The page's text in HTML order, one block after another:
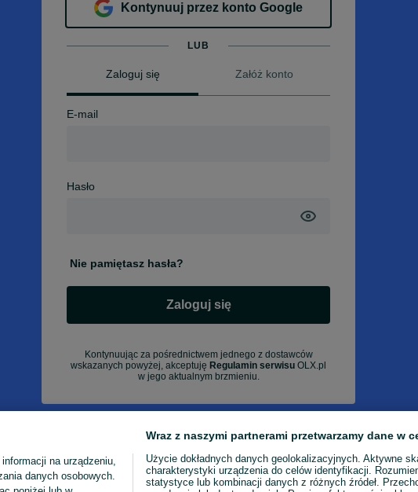
Kontynuuj przez konto Google
LUB
Zaloguj się Załóż konto
E-mail
Hasło
Nie pamiętasz hasła?
Zaloguj się
Kontynuując za pośrednictwem jednego z dostawców
wskazanych powyżej, akceptuję Regulamin serwisu OLX.pl
w jego aktualnym brzmieniu.
na urządzeniu,
danych osobowych.
Wraz z naszymi partnerami przetwarzamy dane w
Użycie dokładnych danych geolokalizacyjnych. Aktywne
charakterystyki urządzenia do celów identyfikacji.
statystyce lub kombinacji danych z różnych źródeł.